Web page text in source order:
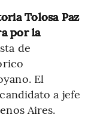
Tolosa Paz
por la
de
El
a jefe
Aires.